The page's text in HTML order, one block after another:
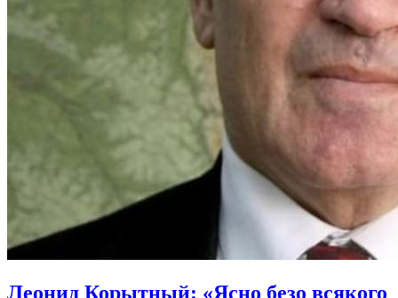
Леонид Корытный: «Ясно безо всякого